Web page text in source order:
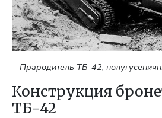
Прародитель ТБ-42,
Конструкция
ТБ-42